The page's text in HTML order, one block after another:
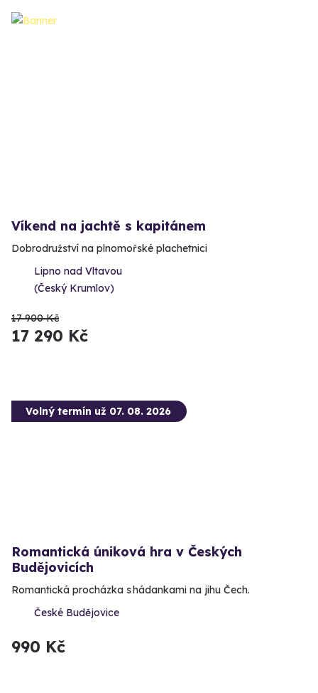
Víkend na jachtě s kapitánem
Dobrodružství na plnomořské plachetnici
Lipno nad Vltavou
(Český Krumlov)
17 900 Kč
17 290 Kč
Volný termín už 07. 08. 2026
Romantická úniková hra v Českých
Budějovicích
Romantická procházka s hádankami na jihu Čech.
České Budějovice
990 Kč